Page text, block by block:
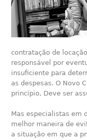
contratação de
responsável por
insuficiente para
as despesas. O Novo
princípio, Deve ser
Mas especialistas em
melhor maneira de
a situação em que a